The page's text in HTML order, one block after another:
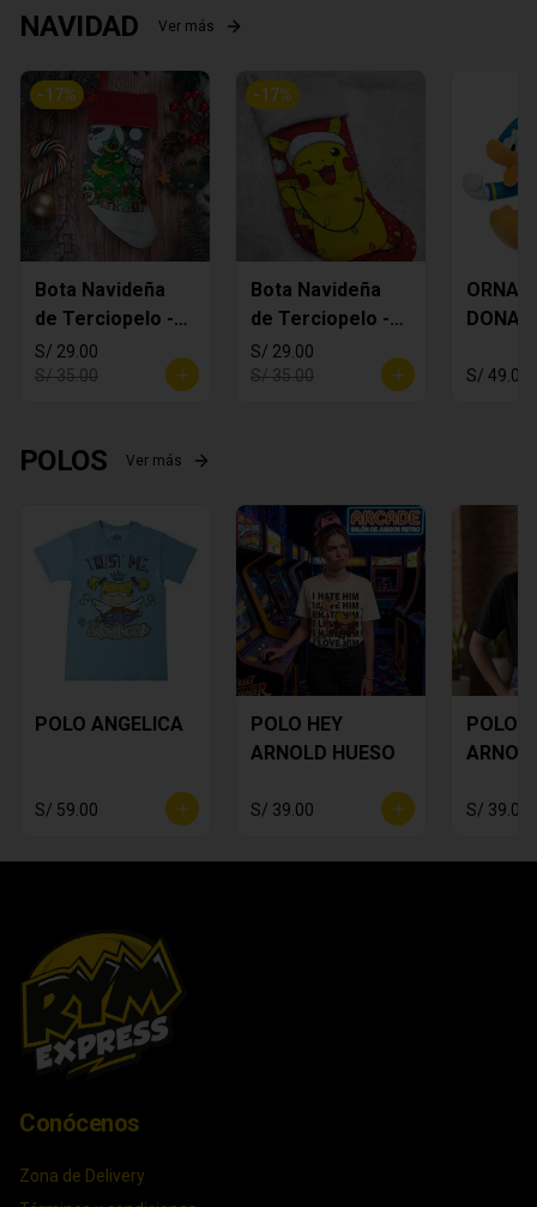
NAVIDAD Ver más
-17%
Bota Navideña
de Terciopelo -
MANDALORIAN
S/ 29.00
S/ 35.00
-17%
Bota Navideña
de Terciopelo -
Pikachi
S/ 29.00
S/ 35.00
S/ 49.00
POLOS Ver más
POLO ANGELICA
S/ 59.00
POLO HEY
ARNOLD HUESO
S/ 39.00
POLO
S/ 39.00
Conócenos
Zona de Delivery